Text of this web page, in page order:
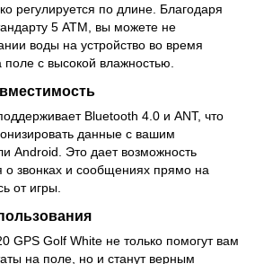
регулируется по длине. Благодаря
5 ATM, вы можете не
воды на устройство во время
с высокой влажностью.
Bluetooth 4.0 и ANT, что
данные с вашим
Android. Это дает возможность
о звонках и сообщениях прямо на
от игры.
GPS Golf White не только помогут вам
на поле, но и станут верным